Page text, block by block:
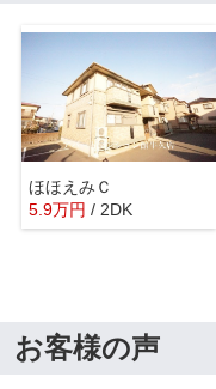
ほほえみＣ
5.9万円 / 2DK
お客様の声